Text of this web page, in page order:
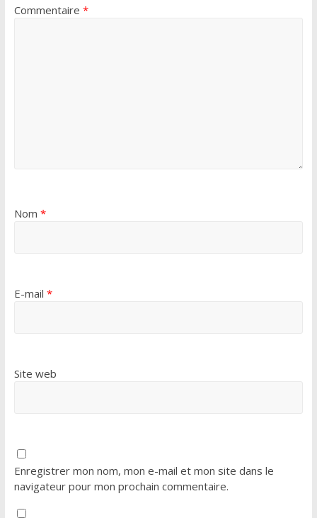
Commentaire *
Nom *
E-mail *
Site web
Enregistrer mon nom, mon e-mail et mon site dans le
navigateur pour mon prochain commentaire.